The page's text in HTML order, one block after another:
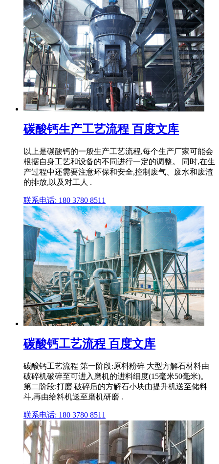
碳酸钙生产工艺流程 百度文库
以上是碳酸钙的一般生产工艺流程,每个生产厂家可能会
根据自身工艺和设备的不同进行一定的调整。 同时,在生
产过程中还需要注意环保和安全,控制废气、废水和废渣
的排放,以及对工人 .
联系电话: 180 3780 8511
碳酸钙工艺流程 百度文库
碳酸钙工艺流程 第一阶段:原料粉碎 大型方解石材料由
破碎机破碎至可进入磨机的进料细度(15毫米50毫米)。
第二阶段:打磨 破碎后的方解石小块由提升机送至储料
斗,再由给料机送至磨机研磨 .
联系电话: 180 3780 8511